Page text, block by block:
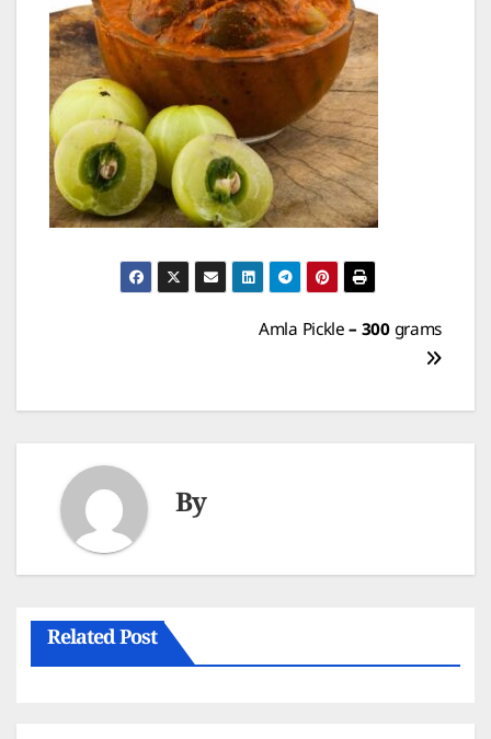
Amla Pickle – 300 grams
By
Related Post